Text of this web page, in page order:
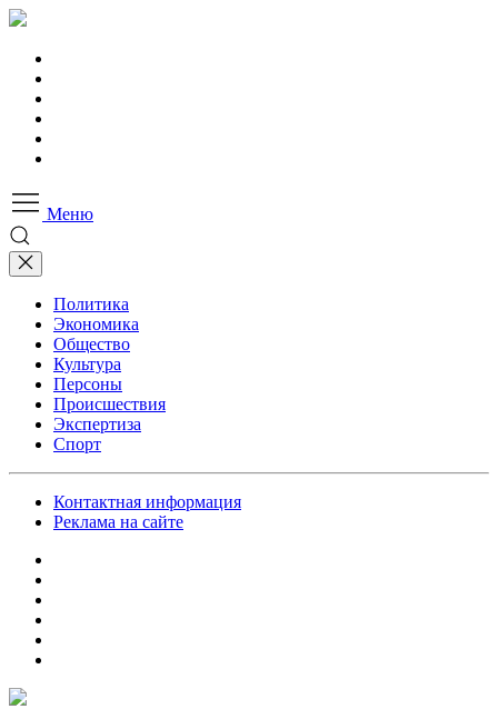
Меню
Политика
Экономика
Общество
Культура
Персоны
Происшествия
Экспертиза
Спорт
Контактная информация
Реклама на сайте